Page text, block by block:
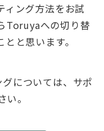
ィング方法をお試
Toruyaへの切り替
と思います。
については、サポ
。